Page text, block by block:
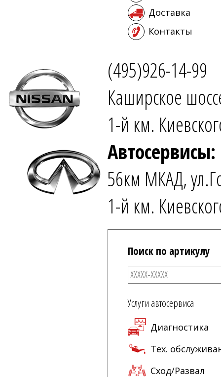
Доставка
Контакты
(495)926-14-99
Каширское
1-й км.
Автосервисы:
56км МКАД,
1-й км.
Поиск по артикулу
Услуги автосервиса
Диагностика
Тех.
Сход/Развал